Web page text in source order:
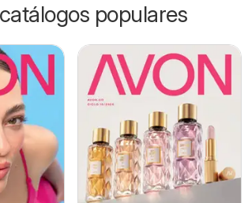
populares